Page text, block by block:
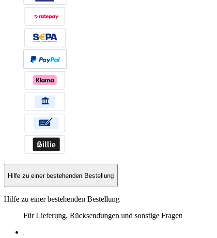
Hilfe zu einer bestehenden Bestellung
Hilfe zu einer bestehenden Bestellung
Für Lieferung, Rücksendungen und sonstige Fragen